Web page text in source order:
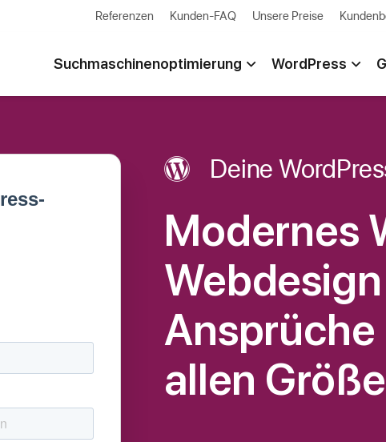
Referenzen Kunden-FAQ Unsere Preise
Suchmaschinenoptimierung WordPress
Deine
Modernes
Ansprüche
allen